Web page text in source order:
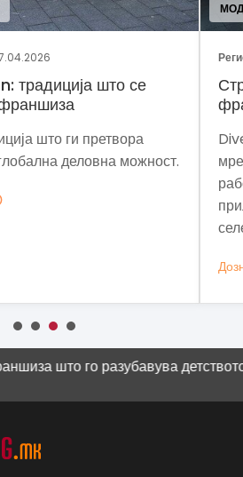
традиција што се
што ги претвора
деловна можност.
што го разубавува детството